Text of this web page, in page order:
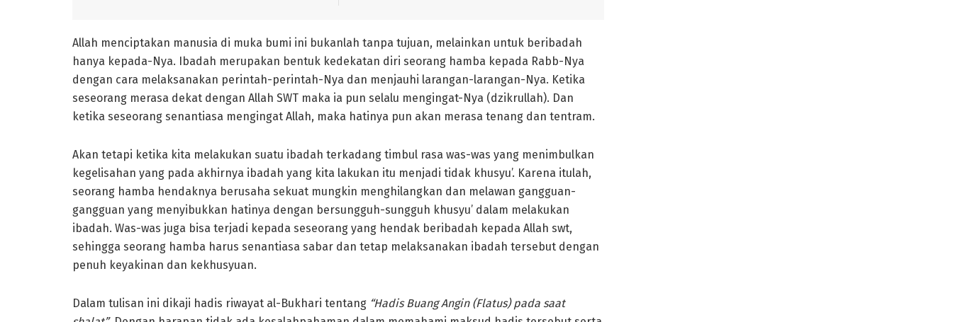
Allah menciptakan manusia di muka bumi ini bukanlah tanpa tujuan, melainkan untuk beribadah
hanya kepada-Nya. Ibadah merupakan bentuk kedekatan diri seorang hamba kepada Rabb-Nya
dengan cara melaksanakan perintah-perintah-Nya dan menjauhi larangan-larangan-Nya. Ketika
seseorang merasa dekat dengan Allah SWT maka ia pun selalu mengingat-Nya (dzikrullah). Dan
ketika seseorang senantiasa mengingat Allah, maka hatinya pun akan merasa tenang dan tentram.
Akan tetapi ketika kita melakukan suatu ibadah terkadang timbul rasa was-was yang menimbulkan
kegelisahan yang pada akhirnya ibadah yang kita lakukan itu menjadi tidak khusyu’. Karena itulah,
seorang hamba hendaknya berusaha sekuat mungkin menghilangkan dan melawan gangguan-
gangguan yang menyibukkan hatinya dengan bersungguh-sungguh khusyu’ dalam melakukan
ibadah. Was-was juga bisa terjadi kepada seseorang yang hendak beribadah kepada Allah swt,
sehingga seorang hamba harus senantiasa sabar dan tetap melaksanakan ibadah tersebut dengan
penuh keyakinan dan kekhusyuan.
Dalam tulisan ini dikaji hadis riwayat al-Bukhari tentang “Hadis Buang Angin (Flatus) pada saat